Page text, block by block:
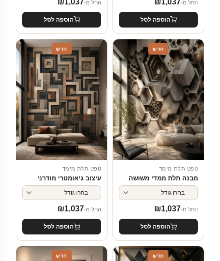
החל מ-
הוספה לסל
החל מ-
הוספה לסל
חדש
טפט תלת מימד
מבנה תלת ממדי משושה
החל מ- ₪1,037
הוספה לסל
חדש
טפט תלת מימד
עיצוב גיאומטרי מודרני
החל מ- ₪1,037
הוספה לסל
חדש חדש